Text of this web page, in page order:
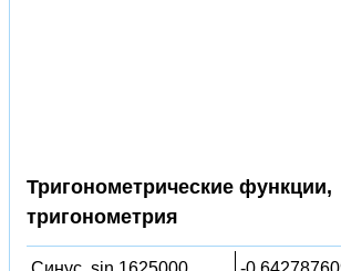
Тригонометрические функции,
тригонометрия